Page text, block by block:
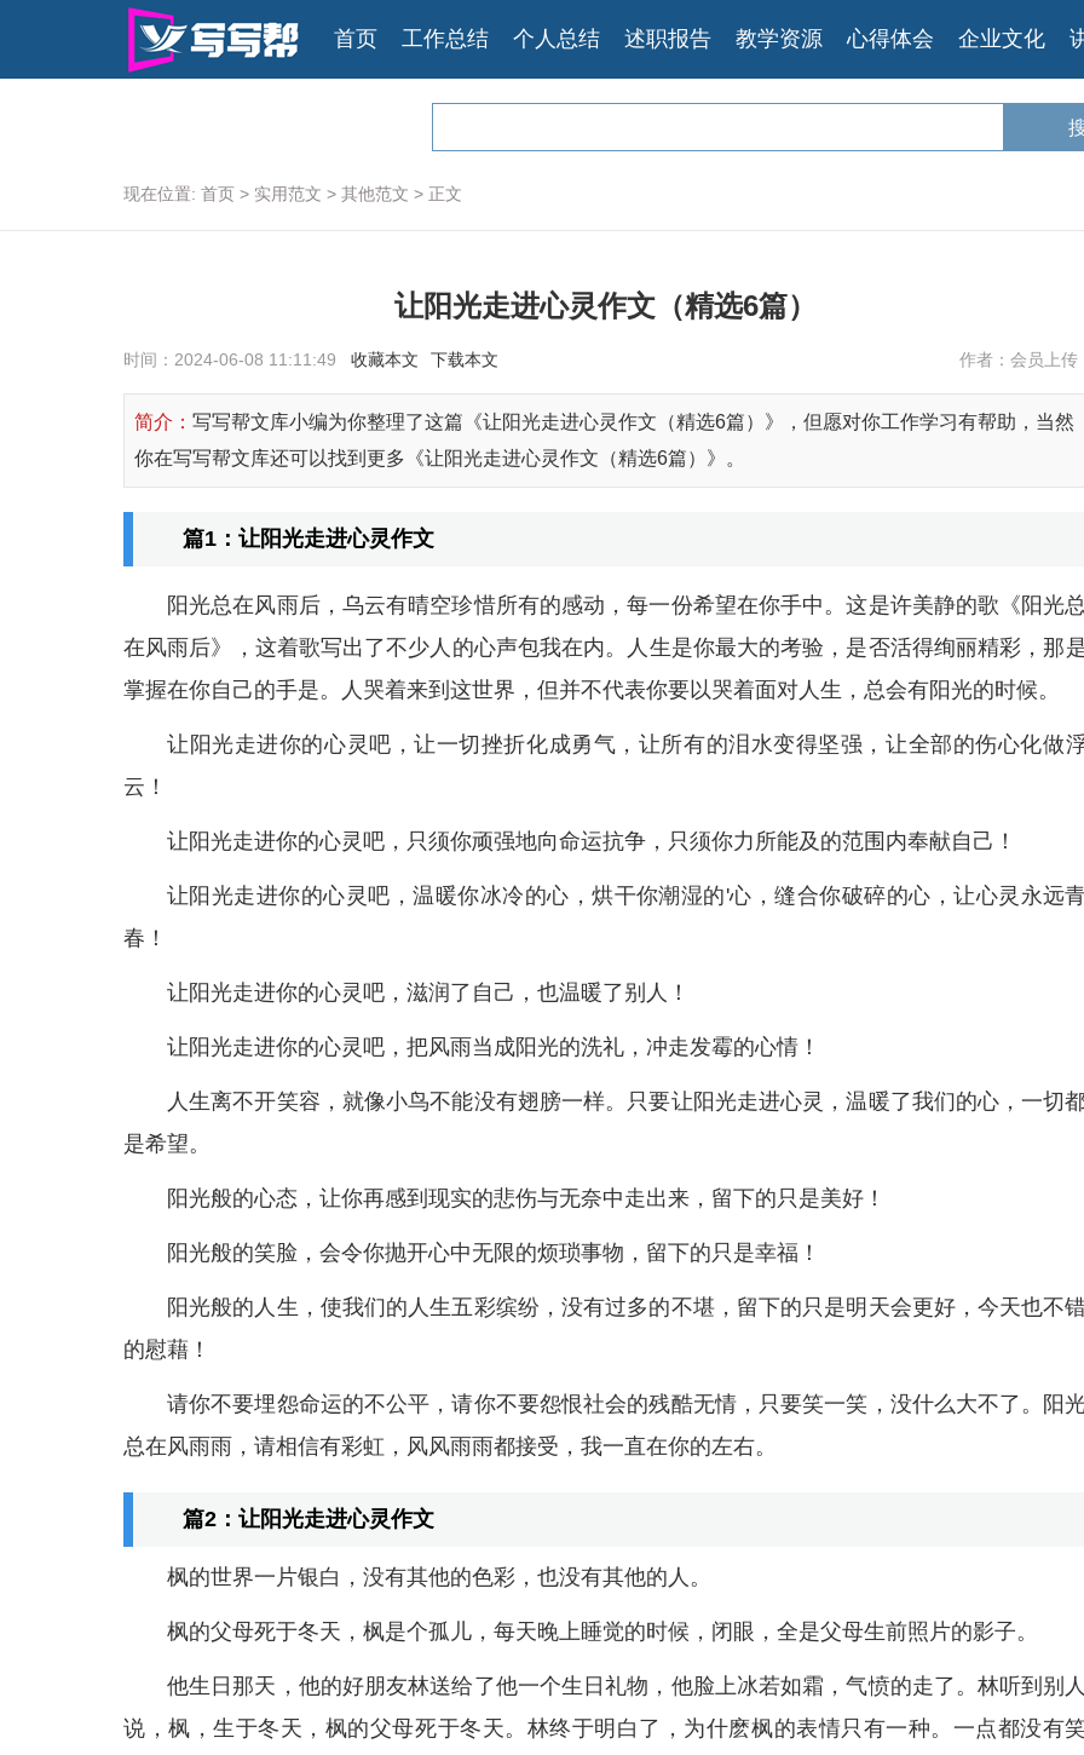
首页 工作总结 个人总结 述职报告 教学资源 心得体会 企业文化
现在位置: 首页 > 实用范文 > 其他范文 > 正文
让阳光走进心灵作文（精选6篇）
时间： 2024-06-08 11:11:49 收藏本文 下载本文 作者：会员上传
简介： 写写帮文库小编为你整理了这篇《让阳光走进心灵作文（精选6篇）》，但愿对你工作学习有帮助，当然
你在写写帮文库还可以找到更多《让阳光走进心灵作文（精选6篇）》。
篇1：让阳光走进心灵作文
阳光总在风雨后，乌云有晴空珍惜所有的感动，每一份希望在你手中。这是许美静的歌《阳光总
在风雨后》，这着歌写出了不少人的心声包我在内。人生是你最大的考验，是否活得绚丽精彩，那
掌握在你自己的手是。人哭着来到这世界，但并不代表你要以哭着面对人生，总会有阳光的时候。
让阳光走进你的心灵吧，让一切挫折化成勇气，让所有的泪水变得坚强，让全部的伤心化做
云！
让阳光走进你的心灵吧，只须你顽强地向命运抗争，只须你力所能及的范围内奉献自己！
让阳光走进你的心灵吧，温暖你冰冷的心，烘干你潮湿的'心，缝合你破碎的心，让心灵永远
春！
让阳光走进你的心灵吧，滋润了自己，也温暖了别人！
让阳光走进你的心灵吧，把风雨当成阳光的洗礼，冲走发霉的心情！
人生离不开笑容，就像小鸟不能没有翅膀一样。只要让阳光走进心灵，温暖了我们的心，一切
是希望。
阳光般的心态，让你再感到现实的悲伤与无奈中走出来，留下的只是美好！
阳光般的笑脸，会令你抛开心中无限的烦琐事物，留下的只是幸福！
阳光般的人生，使我们的人生五彩缤纷，没有过多的不堪，留下的只是明天会更好，今天也不
的慰藉！
请你不要埋怨命运的不公平，请你不要怨恨社会的残酷无情，只要笑一笑，没什么大不了。阳
总在风雨雨，请相信有彩虹，风风雨雨都接受，我一直在你的左右。
篇2：让阳光走进心灵作文
枫的世界一片银白，没有其他的色彩，也没有其他的人。
枫的父母死于冬天，枫是个孤儿，每天晚上睡觉的时候，闭眼，全是父母生前照片的影子。
他生日那天，他的好朋友林送给了他一个生日礼物，他脸上冰若如霜，气愤的走了。林听到别人
说，枫，生于冬天，枫的父母死于冬天。林终于明白了，为什麽枫的表情只有一种。一点都没有笑